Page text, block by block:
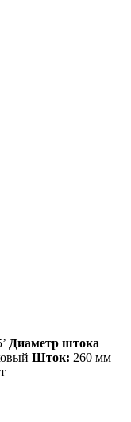
Диаметр штока
Шток: 260 мм